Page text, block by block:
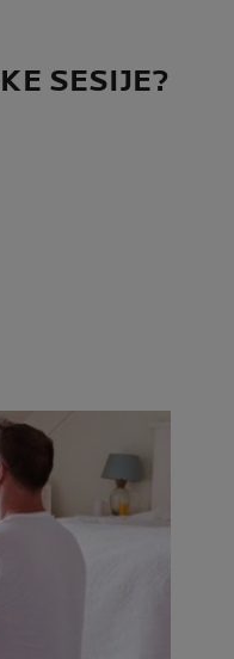
SESIJE?